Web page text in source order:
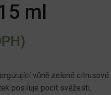
ml
vůně zelené
posiluje pocit svěžesti.